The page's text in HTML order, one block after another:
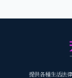
提供各種生活法